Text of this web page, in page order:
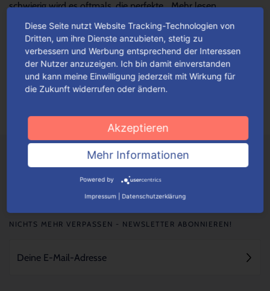
schwierig wird es oftmals, die perfekte...Mehr lesen
Verpackungen einfach konfigurieren
Je nach Verpackungstyp kannst du ganz einfach deine
Wunschverpackung nach bestimmten Auswahlkriterien
NICHTS MEHR VERPASSEN - NEWSLETTER ABONNIEREN!
Diese Seite nutzt Website Tracking-Technologien von
Dritten, um ihre Dienste anzubieten, stetig zu
verbessern und Werbung entsprechend der Interessen
der Nutzer anzuzeigen. Ich bin damit einverstanden
und kann meine Einwilligung jederzeit mit Wirkung für
die Zukunft widerrufen oder ändern.
Akzeptieren
Mehr Informationen
Powered by
Impressum Datenschutzerklärung